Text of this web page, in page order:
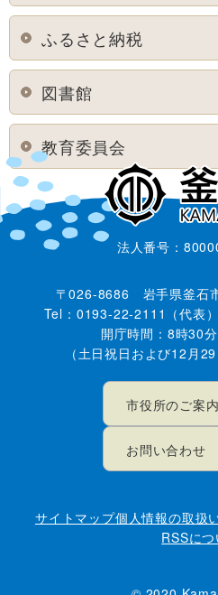
ふるさと納税
図書館
教育委員会
法人番号：
〒026-8686 岩手県釜石
Tel：0193-22-2111（代表
開庁時間：8時30
（土日祝日および12月
市役所のご案内
お問い合わせ
サイトマップ個人情報の取扱
RSSにつ